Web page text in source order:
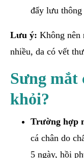
đẩy lưu thông
Lưu ý: Không nên
nhiều, da có vết
Sưng mắt
khỏi?
Trường hợp
cá chân do
5 ngày, hồi